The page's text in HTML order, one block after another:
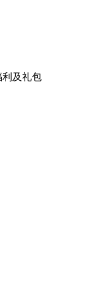
及礼包